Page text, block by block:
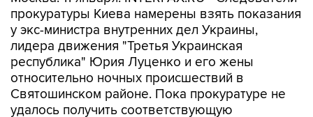
прокуратуры Киева намерены взять показания
у экс-министра внутренних дел Украины,
лидера движения "Третья Украинская
республика" Юрия Луценко и его жены
относительно ночных происшествий в
Святошинском районе. Пока прокуратуре не
удалось получить соответствующую